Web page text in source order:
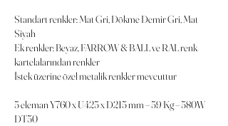
Standart renkler: Mat Gri, Dökme Demir Gri, Mat
Siyah
Ek renkler: Beyaz, FARROW & BALL ve RAL renk
kartelalarından renkler
İstek üzerine özel metalik renkler mevcuttur
5 eleman Y760 x U425 x D215 mm – 59 Kg – 580W
DT50